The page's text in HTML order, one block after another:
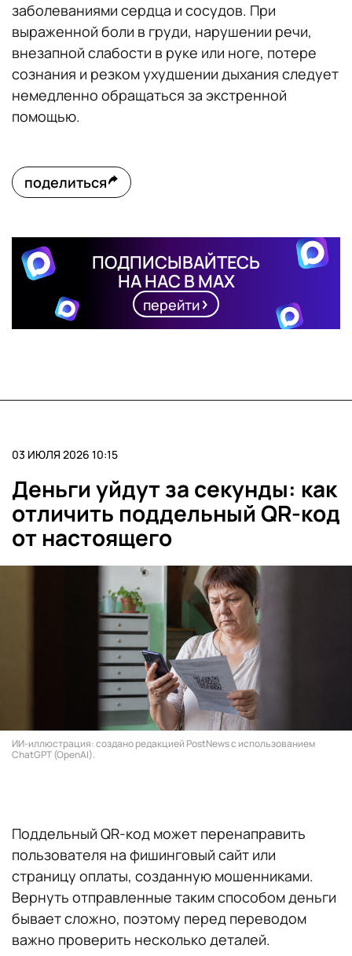
заболеваниями сердца и сосудов. При
выраженной боли в груди, нарушении речи,
внезапной слабости в руке или ноге, потере
сознания и резком ухудшении дыхания следует
немедленно обращаться за экстренной
помощью.
поделиться
ПОДПИСЫВАЙТЕСЬ
НА НАС В MAX
перейти
03 ИЮЛЯ 2026 10:15
Деньги уйдут за секунды: как
отличить поддельный QR-код
от настоящего
ИИ-иллюстрация: создано редакцией PostNews с использованием
ChatGPT (OpenAI).
Поддельный QR-код может перенаправить
пользователя на фишинговый сайт или
страницу оплаты, созданную мошенниками.
Вернуть отправленные таким способом деньги
бывает сложно, поэтому перед переводом
важно проверить несколько деталей.